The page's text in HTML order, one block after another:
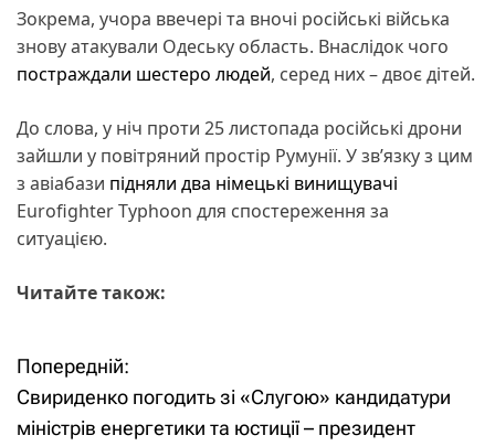
Зокрема, учора ввечері та вночі російські війська
знову атакували Одеську область. Внаслідок чого
постраждали шестеро людей, серед них – двоє дітей.
До слова, у ніч проти 25 листопада російські дрони
зайшли у повітряний простір Румунії. У зв’язку з цим
з авіабази підняли два німецькі винищувачі
Eurofighter Typhoon для спостереження за
ситуацією.
Читайте також:
Н
а
Попередній:
Свириденко погодить зі «Слугою» кандидатури
міністрів енергетики та юстиції – президент